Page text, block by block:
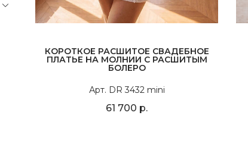
КОРОТКОЕ РАСШИТОЕ СВАДЕБНОЕ
ПЛАТЬЕ НА МОЛНИИ С РАСШИТЫМ
БОЛЕРО
Арт. DR 3432 mini
61 700 р.